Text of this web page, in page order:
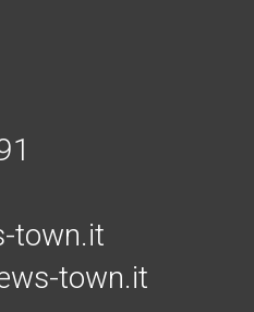
town.it
town.it